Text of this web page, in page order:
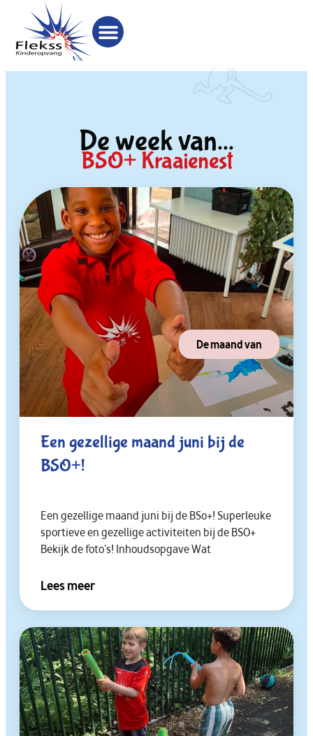
De week van...
BSO+ Kraaienest
De maand van
Een gezellige maand juni bij de
BSO+!
Een gezellige maand juni bij de BS0+! Superleuke
sportieve en gezellige activiteiten bij de BSO+
Bekijk de foto’s! Inhoudsopgave Wat
Lees meer